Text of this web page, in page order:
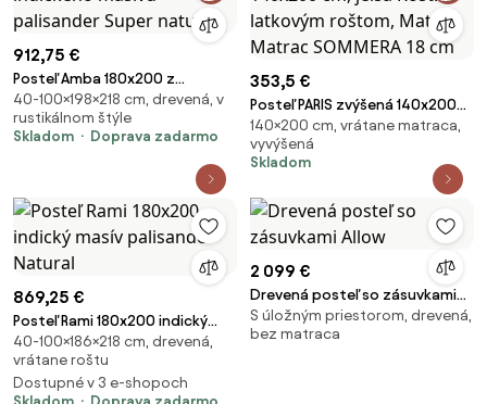
912,75 €
Posteľ Amba 180x200 z
indického masívu palisander
Super natural
40-100×198×218 cm, drevená, v
rustikálnom štýle
Skladom
Doprava zadarmo
353,5 €
Posteľ PARIS zvýšená 140x200
cm, jelša Rošt: S latkovým
roštom, Matrac: Matrac
SOMMERA 18 cm
140×200 cm, vrátane matraca,
vyvýšená
Skladom
869,25 €
Posteľ Rami 180x200 indický
masív palisander Natural
40-100×186×218 cm, drevená,
vrátane roštu
Dostupné v 3 e-shopoch
2 099 €
Drevená posteľ so zásuvkami
Allow
S úložným priestorom, drevená,
bez matraca